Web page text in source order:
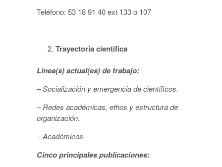
Teléfono: 53 18 91 40 ext 133 o 107
Trayectoria científica
Línea(s) actual(es) de trabajo:
– Socialización y emergencia de científicos.
– Redes académicas, ethos y estructura de
organización.
– Académicos.
Cinco principales publicaciones: